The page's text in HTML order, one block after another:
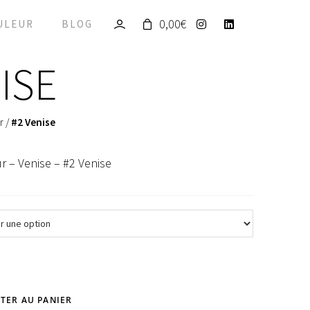
BLOG 0,00€
/#2 Venise
– Venise – #2 Venise
AU PANIER